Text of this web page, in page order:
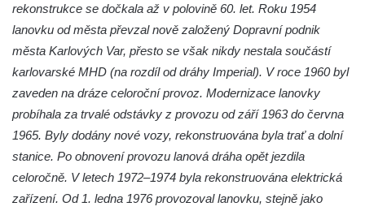
rekonstrukce se dočkala až v polovině 60. let. Roku 1954
lanovku od města převzal nově založený Dopravní podnik
města Karlových Var, přesto se však nikdy nestala součástí
karlovarské MHD (na rozdíl od dráhy Imperial). V roce 1960 byl
zaveden na dráze celoroční provoz. Modernizace lanovky
probíhala za trvalé odstávky z provozu od září 1963 do června
1965. Byly dodány nové vozy, rekonstruována byla trať a dolní
stanice. Po obnovení provozu lanová dráha opět jezdila
celoročně. V letech 1972–1974 byla rekonstruována elektrická
zařízení. Od 1. ledna 1976 provozoval lanovku, stejně jako